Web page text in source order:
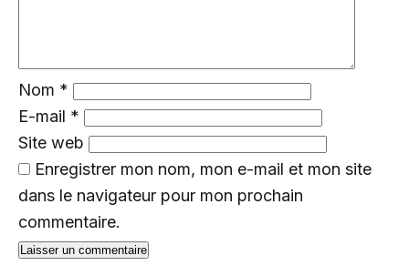
Nom *
E-mail *
Site web
Enregistrer mon nom, mon e-mail et mon site
dans le navigateur pour mon prochain
commentaire.